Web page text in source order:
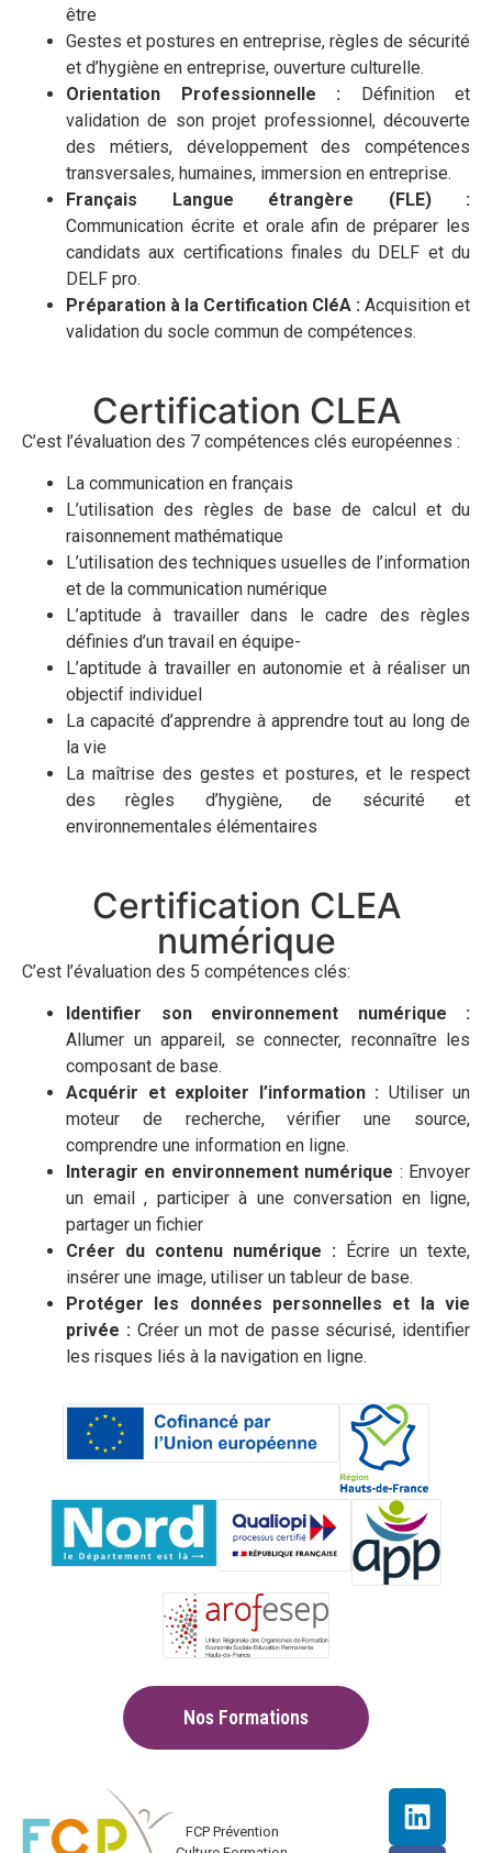
être
Gestes et postures en entreprise, règles de sécurité
et d’hygiène en entreprise, ouverture culturelle.
Orientation Professionnelle : Définition et
validation de son projet professionnel, découverte
des métiers, développement des compétences
transversales, humaines, immersion en entreprise.
Français Langue étrangère (FLE) :
Communication écrite et orale afin de préparer les
candidats aux certifications finales du DELF et du
DELF pro.
Préparation à la Certification CléA : Acquisition et
validation du socle commun de compétences.
Certification CLEA
C’est l’évaluation des 7 compétences clés européennes :
La communication en français
L’utilisation des règles de base de calcul et du
raisonnement mathématique
L’utilisation des techniques usuelles de l’information
et de la communication numérique
L’aptitude à travailler dans le cadre des règles
définies d’un travail en équipe-
L’aptitude à travailler en autonomie et à réaliser un
objectif individuel
La capacité d’apprendre à apprendre tout au long de
la vie
La maîtrise des gestes et postures, et le respect
des règles d’hygiène, de sécurité et
environnementales élémentaires
Certification CLEA
numérique
C’est l’évaluation des 5 compétences clés:
Identifier son environnement numérique :
Allumer un appareil, se connecter, reconnaître les
composant de base.
Acquérir et exploiter l’information : Utiliser un
moteur de recherche, vérifier une source,
comprendre une information en ligne.
Interagir en environnement numérique : Envoyer
un email , participer à une conversation en ligne,
partager un fichier
Créer du contenu numérique :
Écrire un texte,
insérer une image, utiliser un tableur de base.
Protéger les données personnelles et la vie
privée : Créer un mot de passe sécurisé, identifier
les risques liés à la navigation en ligne.
Nos Formations
FCP Prévention